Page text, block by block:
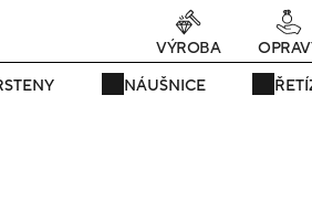
teď! - 20 % na vše! Kód: SRPEN20
NÁUŠNICE
VÝROBA